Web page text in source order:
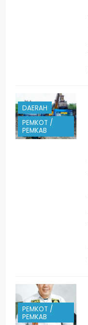
DAERAH
PEMKOT /
PEMKAB
PEMKOT /
PEMKAB